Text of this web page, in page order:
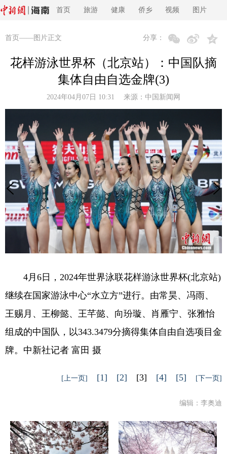
首页 旅游 健康 侨乡 视频 图片
首页 ——图片正文 分享：
花样游泳世界杯（北京站）：中国队摘
集体自由自选金牌(3)
2024年04月07日 10:31 来源： 中国新闻网
4月6日，2024年世界泳联花样游泳世界杯(北京站)
继续在国家游泳中心“水立方”进行。由常昊、冯雨、
王赐月、王柳懿、王芊懿、向玢璇、肖雁宁、张雅怡
组成的中国队，以343.3479分摘得集体自由自选项目金
牌。中新社记者 富田 摄
[上一页] [1] [2] [3] [4] [5] [下一页]
编辑：李奥迪